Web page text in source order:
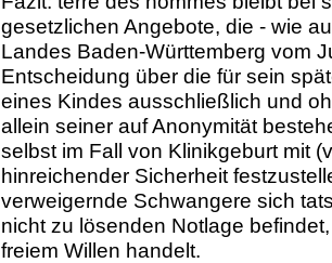
gesetzlichen Angebote, die - wie
Landes Baden-Württemberg vom
Entscheidung über die für sein
eines Kindes ausschließlich und
allein seiner auf Anonymität
selbst im Fall von Klinikgeburt mit
hinreichender Sicherheit
verweigernde Schwangere sich
nicht zu lösenden Notlage
freiem Willen handelt.